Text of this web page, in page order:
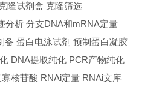
隆试剂盒 克隆筛选
分析 分支DNA和mRNA定量
备 蛋白电泳试剂 预制蛋白凝胶
DNA提取纯化 PCR产物纯化
寡核苷酸 RNAi定量 RNAi文库